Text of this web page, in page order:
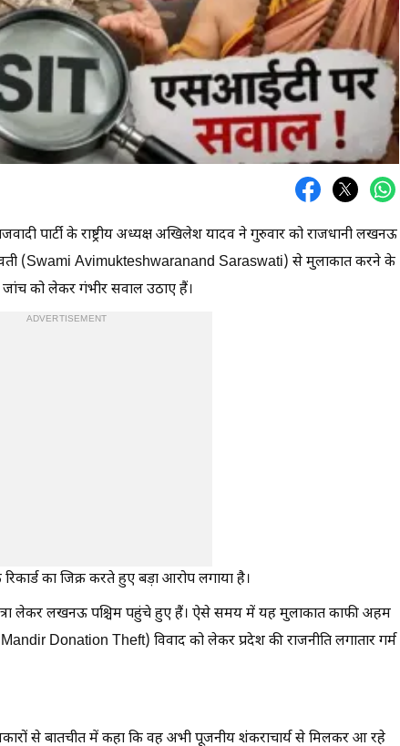
पार्टी के राष्ट्रीय अध्यक्ष अखिलेश यादव ने गुरुवार को राजधानी लखनऊ
(Swami Avimukteshwaranand Saraswati) से मुलाकात करने के
जांच को लेकर गंभीर सवाल उठाए हैं।
ADVERTISEMENT
का जिक्र करते हुए बड़ा आरोप लगाया है।
यात्रा लेकर लखनऊ पश्चिम पहुंचे हुए हैं। ऐसे समय में यह मुलाकात काफी अहम
Mandir Donation Theft) विवाद को लेकर प्रदेश की राजनीति लगातार गर्म
से बातचीत में कहा कि वह अभी पूजनीय शंकराचार्य से मिलकर आ रहे